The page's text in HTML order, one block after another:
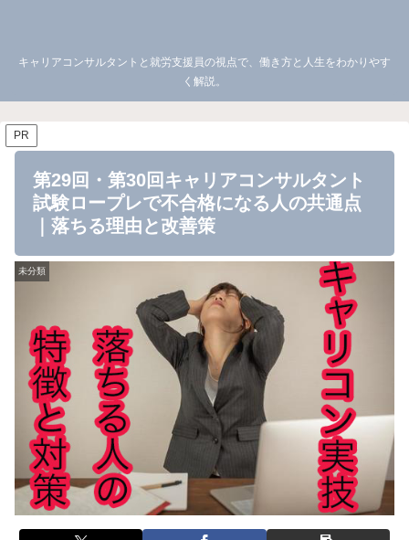
キャリアコンサルタントと就労支援員の視点で、働き方と人生をわかりやす
く解説。
PR
第29回・第30回キャリアコンサルタント
試験ロープレで不合格になる人の共通点
｜落ちる理由と改善策
未分類